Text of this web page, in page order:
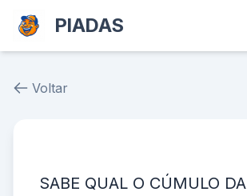
PIADAS
Voltar
SABE QUAL O CÚMULO DA